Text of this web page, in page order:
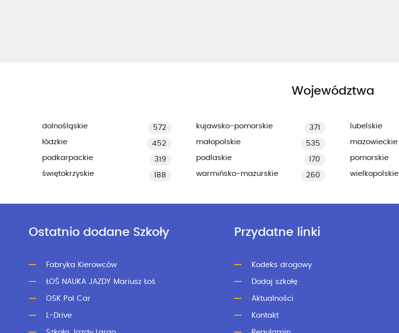
Województwa
dolnośląskie 572 kujawsko-pomorskie 371 lubelskie
łódzkie
452 małopolskie 535 mazowieckie
podkarpackie
319 podlaskie 170 pomorskie
świętokrzyskie
188 warmińsko-mazurskie 260 wielkopolskie
Ostatnio dodane Szkoły
Fabryka Kierowców
ŁOŚ NAUKA JAZDY Mariusz Łoś
OSK Pol Car
L-Drive
Przydatne linki
Kodeks drogowy
Dodaj szkołę
Aktualności
Kontakt